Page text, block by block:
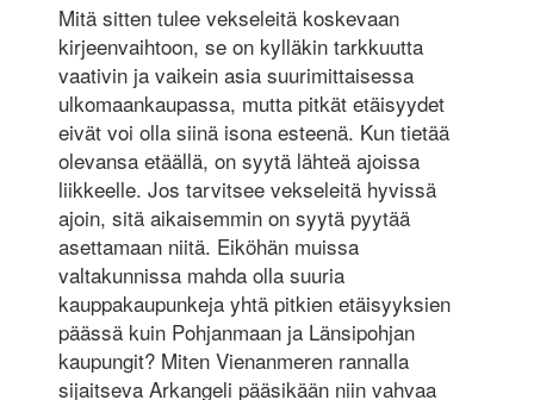
Mitä sitten tulee vekseleitä koskevaan
kirjeenvaihtoon, se on kylläkin tarkkuutta
vaativin ja vaikein asia suurimittaisessa
ulkomaankaupassa, mutta pitkät etäisyydet
eivät voi olla siinä isona esteenä. Kun tietää
olevansa etäällä, on syytä lähteä ajoissa
liikkeelle. Jos tarvitsee vekseleitä hyvissä
ajoin, sitä aikaisemmin on syytä pyytää
asettamaan niitä. Eiköhän muissa
valtakunnissa mahda olla suuria
kauppakaupunkeja yhtä pitkien etäisyyksien
päässä kuin Pohjanmaan ja Länsipohjan
kaupungit? Miten Vienanmeren rannalla
sijaitseva Arkangeli pääsikään niin vahvaa